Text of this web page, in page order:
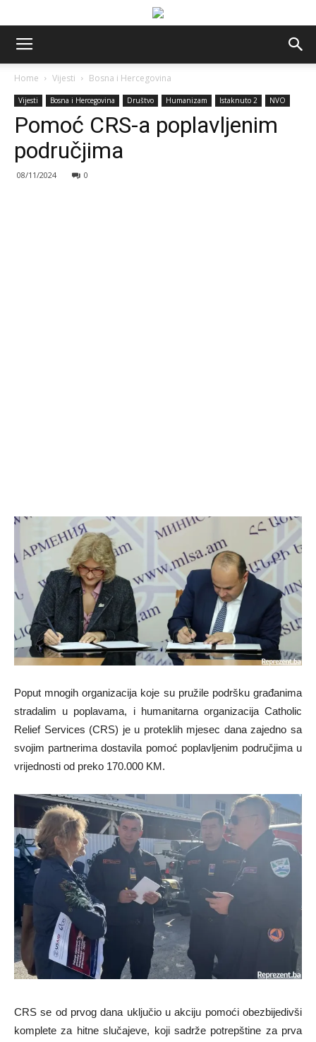
Home Vijesti Bosna i Hercegovina
Vijesti Bosna i Hercegovina Društvo Humanizam Istaknuto 2 NVO
Pomoć CRS-a poplavljenim
područjima
08/11/2024 0
Poput mnogih organizacija koje su pružile podršku građanima
stradalim u poplavama, i humanitarna organizacija Catholic
Relief Services (CRS) je u proteklih mjesec dana zajedno sa
svojim partnerima dostavila pomoć poplavljenim područjima u
vrijednosti od preko 170.000 KM.
CRS se od prvog dana uključio u akciju pomoći obezbijedivši
komplete za hitne slučajeve, koji sadrže potrepštine za prva